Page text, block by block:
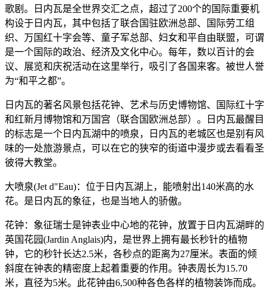
歌剧。日内瓦是全世界交汇之点，超过了200个的国际重要机
构设于日内瓦，其中包括了联合国驻欧洲总部、国际劳工组
织、万国红十字会等、童子军总部、妇女和平自由联盟，可谓
是一个国际的政治、经济及文化中心。每年，数以百计的会
议、展览和庆祝活动在这里举行，吸引了各国来客。被世人誉
为“和平之都”。
日内瓦的著名风景包括花钟、艺术与历史博物馆、国际红十字
和红新月博物馆和万国宫（联合国欧洲总部）。日内瓦最醒目
的标志是一个日内瓦湖中的喷泉，日内瓦的老城区也是别有风
味的一处旅游景点，可以在它的狭窄的街道中漫步或去看看圣
彼得大教堂。
大喷泉(Jet d"Eau)：位于日内瓦湖上，能喷射出140米高的水
花。是日内瓦的象征，也是当地人的骄傲。
花钟：象征瑞士是钟表业中心地的花钟，放置于日内瓦湖畔的
英国花园(Jardin Anglais)内，是世界上拥有最长秒针的植物
钟，它的秒针长达2.5米，各秒点的距离为27厘米。表面的倾
斜度在钟表的精密度上起着重要的作用。钟表周长为15.70
米，直径为5米。此花钟由6,500种各色各样的植物装饰而成。